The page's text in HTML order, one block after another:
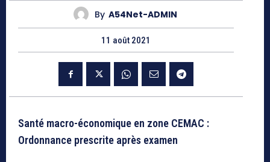
By A54Net-ADMIN
11 août 2021
Santé macro-économique en zone CEMAC :
Ordonnance prescrite après examen